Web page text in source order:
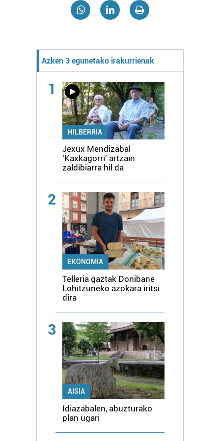
Azken 3 egunetako irakurrienak
1
HILBERRIA
Jexux Mendizabal
'Kaxkagorri' artzain
zaldibiarra hil da
2
EKONOMIA
Telleria gaztak Donibane
Lohitzuneko azokara iritsi
dira
3
AISIA
Idiazabalen, abuzturako
plan ugari